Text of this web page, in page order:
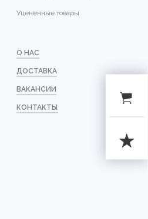
Уцененные товары
О НАС
ДОСТАВКА
ВАКАНСИИ
КОНТАКТЫ